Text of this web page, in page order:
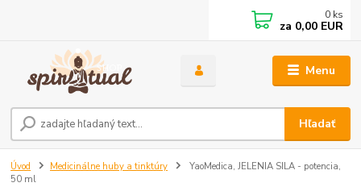
Menu
Hľadať
0 ks
za 0,00 EUR
Úvod Medicinálne huby a tinktúry
YaoMedica, JELENIA SILA - potencia,
50 ml